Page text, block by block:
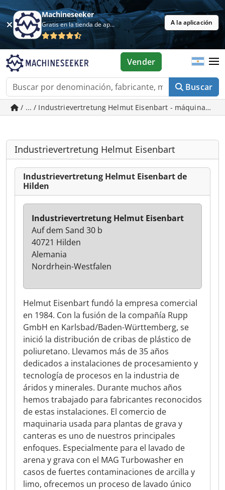
Machineseeker
Gratis en la tienda de aplicaciones A la aplicación
Buscar
Vender
/ ... / Industrievertretung Helmut Eisenbart - máquinas
Industrievertretung Helmut Eisenbart
Industrievertretung Helmut Eisenbart de
Hilden
Helmut Eisenbart fundó la empresa comercial
en 1984. Con la fusión de la compañía Rupp
GmbH en Karlsbad/Baden-Württemberg, se
inició la distribución de cribas de plástico de
poliuretano. Llevamos más de 35 años
dedicados a instalaciones de procesamiento y
tecnología de procesos en la industria de
áridos y minerales. Durante muchos años
hemos trabajado para fabricantes reconocidos
de estas instalaciones. El comercio de
maquinaria usada para plantas de grava y
canteras es uno de nuestros principales
enfoques. Especialmente para el lavado de
arena y grava con el MAG Turbowasher en
casos de fuertes contaminaciones de arcilla y
limo, ofrecemos un proceso de lavado único
Industrievertretung Helmut Eisenbart
Auf dem Sand 30 b
40721 Hilden
Alemania
Nordrhein-Westfalen